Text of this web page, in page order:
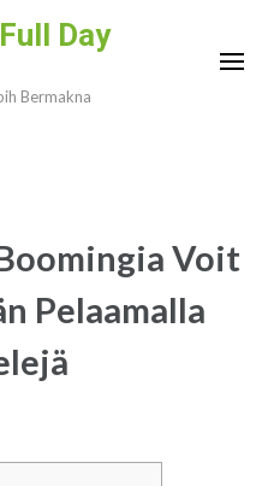
Day
Bermakna
Voit
Pelaamalla